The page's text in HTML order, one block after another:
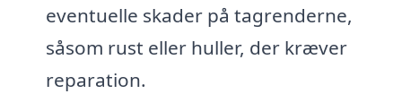
eventuelle skader på tagrenderne,
såsom rust eller huller, der kræver
reparation.